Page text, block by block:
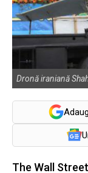
Dronă iraniană
The Wall